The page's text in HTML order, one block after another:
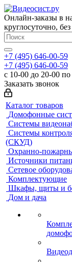
Онлайн-заказы в
круглосуточно,
+7 (495) 646-00-59
+7 (495) 646-00-59
с 10-00 до 20-00
Заказать звонок
Каталог товаров
Домофонные
Системы
Системы
(СКУД)
Охранно-
Источники
Сетевое
Комплектующие
Шкафы, щиты и
Дом и дача